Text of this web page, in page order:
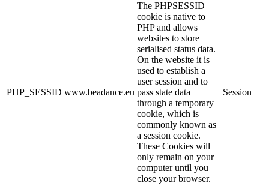
PHP_SESSID www.beadance.eu
The PHPSESSID
cookie is native to
PHP and allows
websites to store
serialised status data.
On the website it is
used to establish a
user session and to
pass state data
through a temporary
cookie, which is
commonly known as
a session cookie.
These Cookies will
only remain on your
computer until you
close your browser.
Session